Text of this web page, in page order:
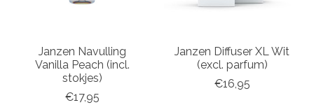
Janzen Navulling
Vanilla Peach (incl.
stokjes)
€17,95
Janzen Diffuser XL Wit
(excl. parfum)
€16,95